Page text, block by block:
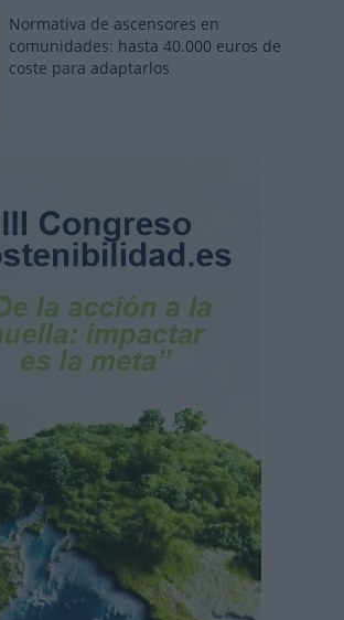
Normativa de ascensores en
comunidades: hasta 40.000 euros de
coste para adaptarlos